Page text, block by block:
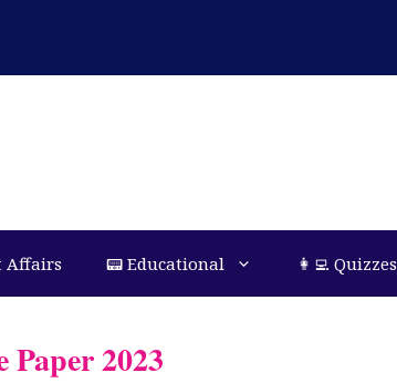
Affairs 📟 Educational 👩‍💻 Quizzes
Paper 2023